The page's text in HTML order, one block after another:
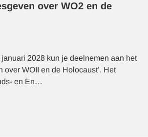
over WO2 en de
2028 kun je deelnemen aan het
over WOII en de Holocaust’. Het
en En…